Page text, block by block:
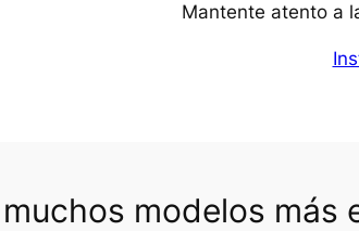
Mantente atento a
modelos más